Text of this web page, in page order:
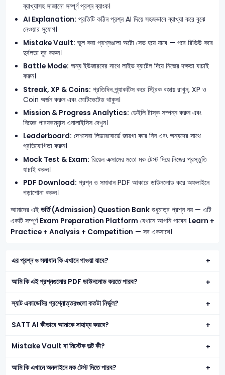
ব্যাখ্যাসহ সাজানো সম্পূর্ণ প্রশ্ন ব্যাংক।
AI Explanation: প্রতিটি কঠিন প্রশ্ন AI দিয়ে সহজভাবে ব্যাখ্যা করে বুঝে
নেওয়ার সুযোগ।
Mistake Vault: ভুল করা প্রশ্নগুলো অটো সেভ হয়ে যাবে — পরে রিভিউ করে
দুর্বলতা দূর করুন।
Battle Mode: অন্য ইউজারদের সাথে লাইভ ব্যাটেল দিয়ে নিজের দক্ষতা যাচাই
করুন।
Streak, XP & Coins: প্রতিদিন প্র্যাকটিস করে স্ট্রিক বজায় রাখুন, XP ও
Coin অর্জন করুন এবং মোটিভেটেড থাকুন।
Mission & Progress Analytics: ডেইলি টাস্ক সম্পন্ন করুন এবং
নিজের পারফরম্যান্স এনালাইসিস দেখুন।
Leaderboard: দেশসেরা লিডারবোর্ডে জায়গা করে নিন এবং অন্যদের সাথে
প্রতিযোগিতা করুন।
Mock Test & Exam: রিয়েল এক্সামের মতো মক টেস্ট দিয়ে নিজের প্রস্তুতি
যাচাই করুন।
PDF Download: প্রশ্ন ও সমাধান PDF আকারে ডাউনলোড করে অফলাইনে
পড়াশোনা করুন।
আমাদের এই ভর্তি (Admission) Question Bankশুধুমাত্র প্রশ্ন নয় — এটি
একটি সম্পূর্ণ Exam Preparation Platform যেখানে আপনি পাবেন Learn +
Practice + Analysis + Competition — সব একসাথে।
এর প্রশ্ন ও সমাধান কি এখানে পাওয়া যাবে?
আমি কি এই প্রশ্নগুলোর PDF ডাউনলোড করতে পারব?
স্যাট একাডেমির প্রশ্নোত্তরগুলো কতটা নির্ভুল?
SATT AI কীভাবে আমাকে সাহায্য করবে?
Mistake Vault বা মিস্টেক ভল্ট কী?
আমি কি এখানে অনলাইনে মক টেস্ট দিতে পারব?